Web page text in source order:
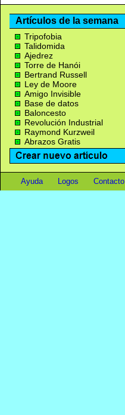
Artículos de la semana
Tripofobia
Talidomida
Ajedrez
Torre de Hanói
Bertrand Russell
Ley de Moore
Amigo Invisible
Base de datos
Baloncesto
Revolución Industrial
Raymond Kurzweil
Abrazos Gratis
Ayuda Logos Contacto